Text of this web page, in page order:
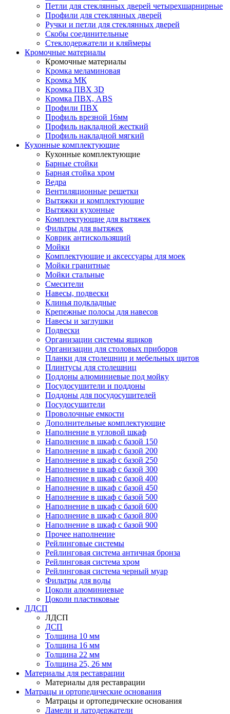
Петли для стеклянных дверей четырехшарнирные
Профили для стеклянных дверей
Ручки и петли для стеклянных дверей
Скобы соединительные
Стеклодержатели и кляймеры
Кромочные материалы
Кромочные материалы
Кромка меламиновая
Кромка МК
Кромка ПВХ 3D
Кромка ПВХ, ABS
Профили ПВХ
Профиль врезной 16мм
Профиль накладной жесткий
Профиль накладной мягкий
Кухонные комплектующие
Кухонные комплектующие
Барные стойки
Барная стойка хром
Ведра
Вентиляционные решетки
Вытяжки и комплектующие
Вытяжки кухонные
Комплектующие для вытяжек
Фильтры для вытяжек
Коврик антискользящий
Мойки
Комплектующие и аксессуары для моек
Мойки гранитные
Мойки стальные
Смесители
Навесы, подвески
Клинья подкладные
Крепежные полосы для навесов
Навесы и заглушки
Подвески
Организации системы ящиков
Организации для столовых приборов
Планки для столешниц и мебельных щитов
Плинтусы для столешниц
Поддоны алюминиевые под мойку
Посудосушители и поддоны
Поддоны для посудосушителей
Посудосушители
Проволочные емкости
Дополнительные комплектующие
Наполнение в угловой шкаф
Наполнение в шкаф с базой 150
Наполнение в шкаф с базой 200
Наполнение в шкаф с базой 250
Наполнение в шкаф с базой 300
Наполнение в шкаф с базой 400
Наполнение в шкаф с базой 450
Наполнение в шкаф с базой 500
Наполнение в шкаф с базой 600
Наполнение в шкаф с базой 800
Наполнение в шкаф с базой 900
Прочее наполнение
Рейлинговые системы
Рейлинговая система античная бронза
Рейлинговая система хром
Рейлинговая система черный муар
Фильтры для воды
Цоколи алюминиевые
Цоколи пластиковые
ЛДСП
ЛДСП
ДСП
Толщина 10 мм
Толщина 16 мм
Толщина 22 мм
Толщина 25, 26 мм
Материалы для реставрации
Материалы для реставрации
Матрацы и ортопедические основания
Матрацы и ортопедические основания
Ламели и латодержатели